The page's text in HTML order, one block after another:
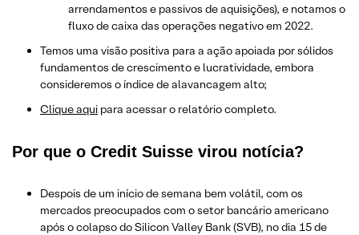
arrendamentos e passivos de aquisições), e notamos o
fluxo de caixa das operações negativo em 2022.
Temos uma visão positiva para a ação apoiada por sólidos
fundamentos de crescimento e lucratividade, embora
consideremos o índice de alavancagem alto;
Clique aqui para acessar o relatório completo.
Por que o Credit Suisse virou notícia?
Despois de um início de semana bem volátil, com os
mercados preocupados com o setor bancário americano
após o colapso do Silicon Valley Bank (SVB), no dia 15 de